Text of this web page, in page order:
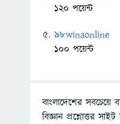
120 পয়েন্ট
98winaonline
100 পয়েন্ট
বাংলাদেশের সবচেয়ে
বিজ্ঞান প্রশ্নোত্তর সাইট